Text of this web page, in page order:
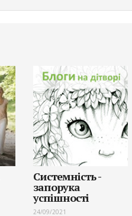
Системність -
запорука
успішності
24/09/2021